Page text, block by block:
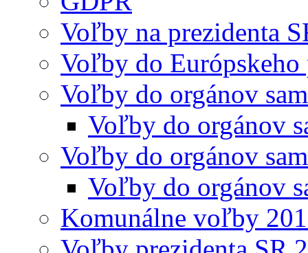
Voľby na prezidenta
Voľby do Európskeho
Voľby do orgánov
Voľby do orgánov
Voľby do orgánov
Voľby do orgánov
Komunálne voľby